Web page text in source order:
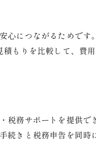
見極めるコツ
と見分け方
解消するポイント
を徹底解説
につながるためで
もりを比較して、費
務サポートを提供
きと税務申告を同時